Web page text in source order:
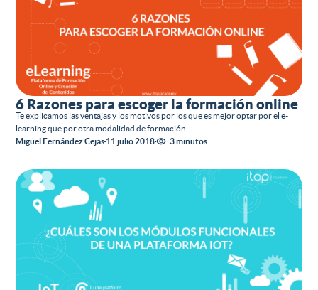
6 Razones para escoger la formación online
Te explicamos las ventajas y los motivos por los que es mejor optar por el e-
learning que por otra modalidad de formación.
Miguel Fernández Cejas 11 julio 2018 3 minutos